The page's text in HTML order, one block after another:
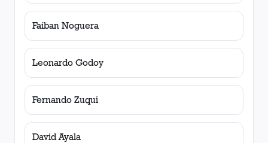
Faiban Noguera
Leonardo Godoy
Fernando Zuqui
David Ayala